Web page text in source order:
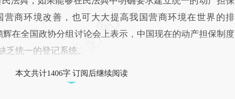
营商环境改善，也可大大提高我国营商环境在世界的排
在全国政协分组讨论会上表示，中国现在的动产担保制度
乏统一的登记系统。
本文共计1406字 订阅后继续阅读